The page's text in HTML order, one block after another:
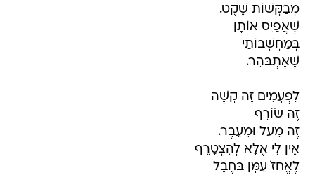
מְבַקְּשׁוֹת שֶׁקֶט.
שֶׁאֲפַיֵּס אוֹתָן
בְּמַחְשְׁבוֹתַי
שֶׁאֶתְבַּהֵר.
לִפְעָמִים זֶה קָשֶׁה
זֶה שׂוֹרֵף
זֶה מֵעַל וּמֵעֵבֶר.
אֵין לִי אֶלָּא לְהִצְטָרֵף
לֶאֱחזֹ עִמָּן בַּחֶבֶל